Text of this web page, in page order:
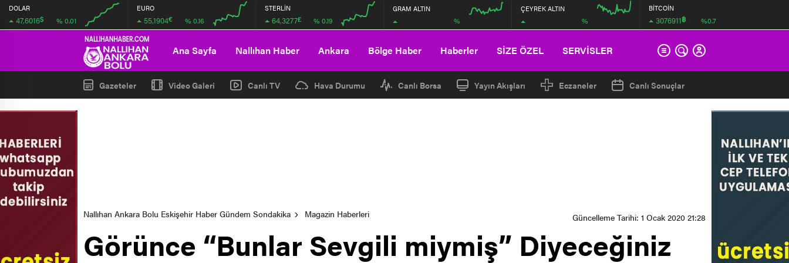
DOLAR
47,6016$ % 0.01
00:00 00:00
EURO
55,1904€ % 0.16
STERLİN
64,3277£ % 0.19
GRAM ALTIN
%
ÇEYREK ALTIN
%
BİTCOİN
3076911฿ %0.7
Ana Sayfa Nallıhan Haber Ankara Bölge Haber Haberler SİZE ÖZEL SERVİSLER
Gazeteler Video Galeri Canlı TV Hava Durumu Canlı Borsa Yayın Akışları Eczaneler Canlı Sonuçlar
Nallıhan Ankara Bolu Eskişehir Haber Gündem Sondakika Magazin Haberleri Güncelleme Tarihi: 1 Ocak 2020 21:28
Görünce “Bunlar Sevgili miymiş” Diyeceğiniz